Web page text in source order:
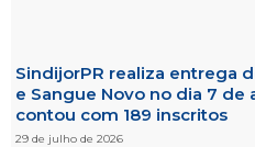
SindijorPR realiza entrega
e Sangue Novo no dia 7
contou com 189 inscritos
29 de julho de 2026